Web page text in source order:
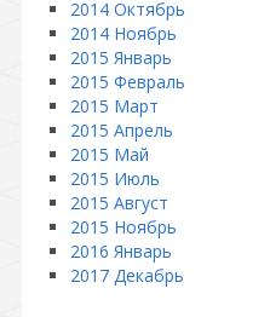
2014 Октябрь
2014 Ноябрь
2015 Январь
2015 Февраль
2015 Март
2015 Апрель
2015 Май
2015 Июль
2015 Август
2015 Ноябрь
2016 Январь
2017 Декабрь